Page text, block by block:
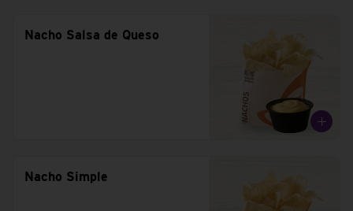
Nacho Salsa de Queso
Nacho Simple